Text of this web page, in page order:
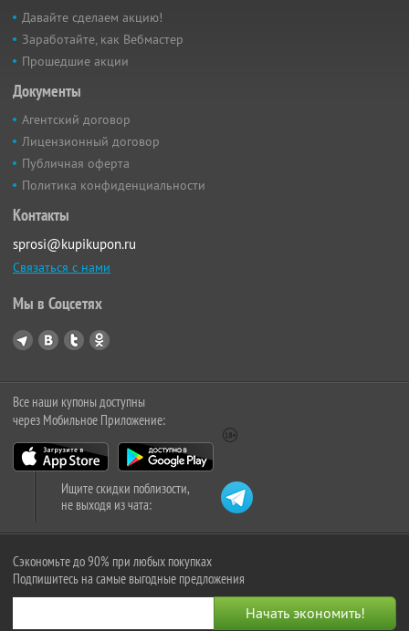
Давайте сделаем акцию!
Заработайте, как Вебмастер
Прошедшие акции
Документы
Агентский договор
Лицензионный договор
Публичная оферта
Политика конфиденциальности
Контакты
sprosi@kupikupon.ru
Связаться с нами
Мы в Соцсетях
Все наши купоны доступны
через Мобильное Приложение:
Ищите скидки поблизости,
не выходя из чата:
Сэкономьте до 90% при любых покупках
Подпишитесь на самые выгодные предложения